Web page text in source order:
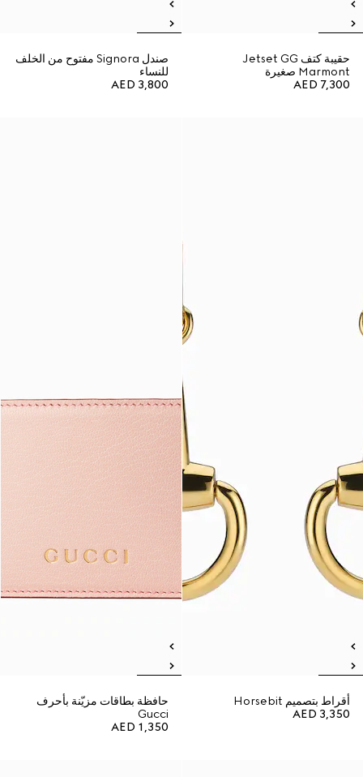
حقيبة كتف Jetset GG
Marmont صغيرة
AED 7,300
صندل Signora مفتوح من الخلف
للنساء
AED 3,800
أقراط بتصميم Horsebit
AED 3,350
حافظة بطاقات مزيّنة بأحرف
Gucci
AED 1,350